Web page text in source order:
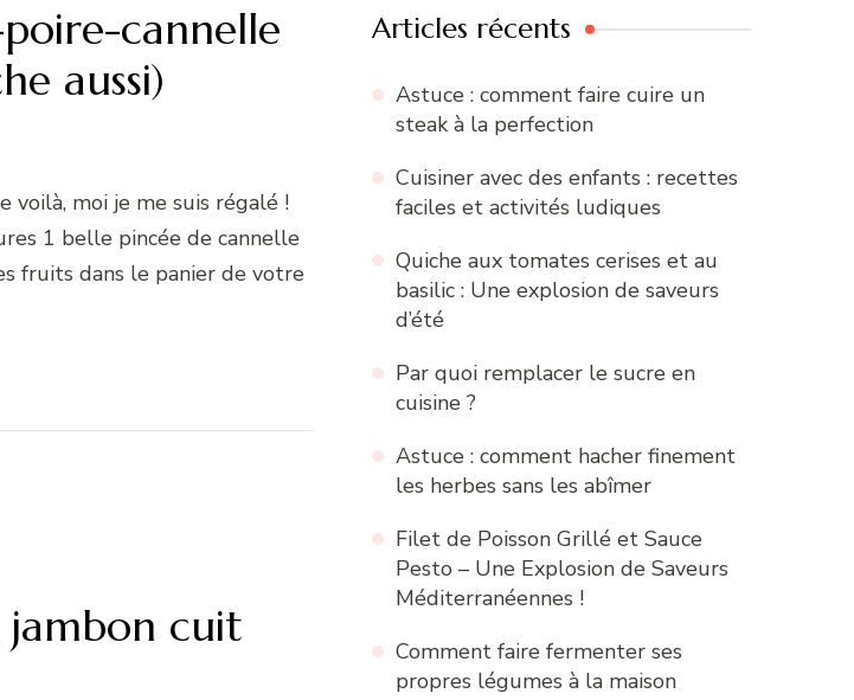
cannelle
aussi)
voilà, moi je me suis régalé !
1 belle pincée de cannelle
fruits dans le panier de votre
jambon cuit
Articles récents
Astuce : comment faire cuire un
steak à la perfection
Cuisiner avec des enfants : recettes
faciles et activités ludiques
Quiche aux tomates cerises et au
basilic : Une explosion de saveurs
d’été
Par quoi remplacer le sucre en
cuisine ?
Astuce : comment hacher finement
les herbes sans les abîmer
Filet de Poisson Grillé et Sauce
Pesto – Une Explosion de Saveurs
Méditerranéennes !
Comment faire fermenter ses
propres légumes à la maison